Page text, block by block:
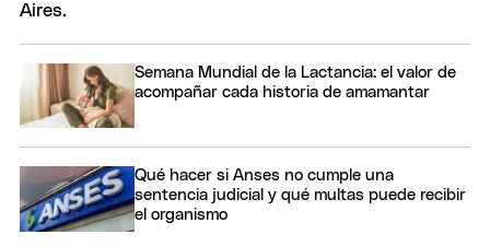
Semana Mundial de la Lactancia: el valor de
acompañar cada historia de amamantar
Qué hacer si Anses no cumple una
sentencia judicial y qué multas puede recibir
el organismo